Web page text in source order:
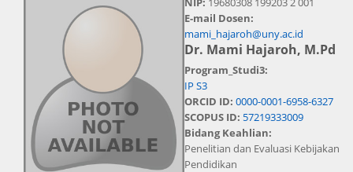
E-mail Dosen:
mami_hajaroh@uny.ac.id
Dr. Mami Hajaroh, M.Pd
Program_Studi3:
IP S3
ORCID ID: 0000-0001-6958-6327
SCOPUS ID: 57219333009
Bidang Keahlian:
Penelitian dan Evaluasi Kebijakan
Pendidikan